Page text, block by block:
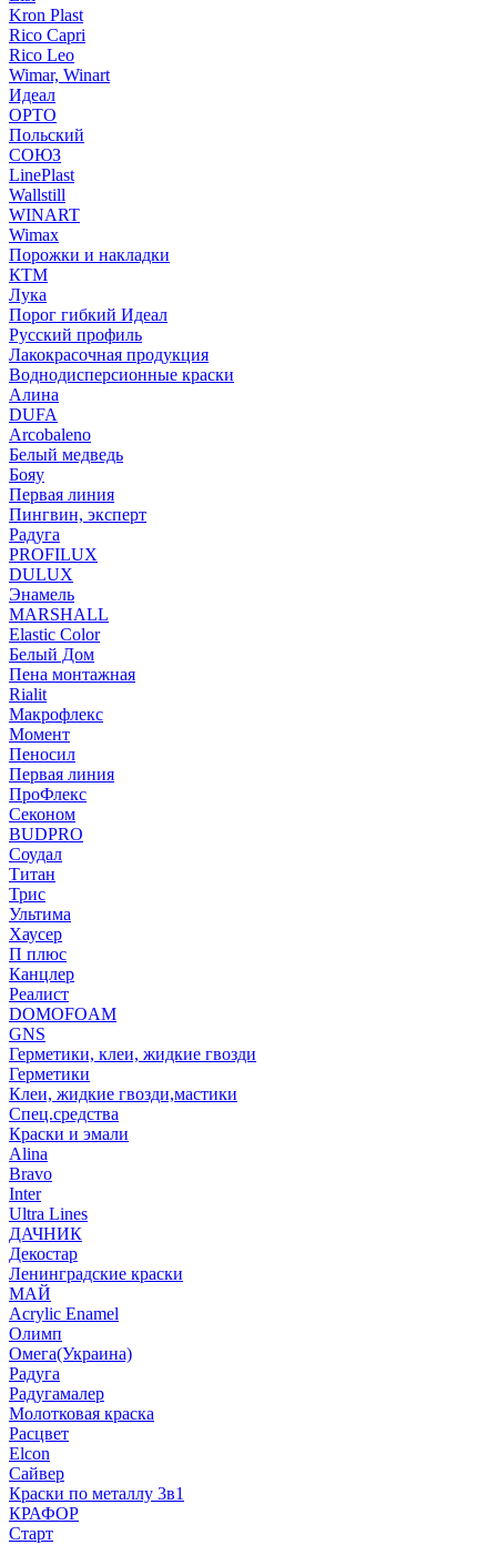
Kron Plast
Rico Capri
Rico Leo
Wimar, Winart
Идеал
ОРТО
Польский
СОЮЗ
LinePlast
Wallstill
WINART
Wimax
Порожки и накладки
КТМ
Лука
Порог гибкий Идеал
Русский профиль
Лакокрасочная продукция
Воднодисперсионные краски
Алина
DUFA
Arcobaleno
Белый медведь
Бояу
Первая линия
Пингвин, эксперт
Радуга
PROFILUX
DULUX
Энамель
MARSHALL
Elastic Color
Белый Дом
Пена монтажная
Rialit
Макрофлекс
Момент
Пеносил
Первая линия
ПроФлекс
Секоном
BUDPRO
Соудал
Титан
Трис
Ультима
Хаусер
П плюс
Канцлер
Реалист
DOMOFOAM
GNS
Герметики, клеи, жидкие гвозди
Герметики
Клеи, жидкие гвозди,мастики
Спец.средства
Краски и эмали
Alina
Bravo
Inter
Ultra Lines
ДАЧНИК
Декостар
Ленинградские краски
МАЙ
Acrylic Enamel
Олимп
Омега(Украина)
Радуга
Радугамалер
Молотковая краска
Расцвет
Elcon
Сайвер
Краски по металлу 3в1
КРАФОР
Старт